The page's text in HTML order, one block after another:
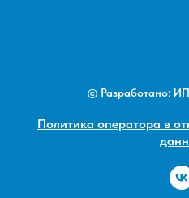
© Разработано:
Политика оператора в